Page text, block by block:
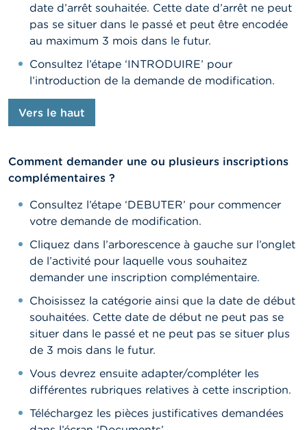
date d’arrêt souhaitée. Cette date d’arrêt ne peut
pas se situer dans le passé et peut être encodée
au maximum 3 mois dans le futur.
Consultez l’étape ‘INTRODUIRE’ pour
l’introduction de la demande de modification.
Vers le haut
Comment demander une ou plusieurs inscriptions
complémentaires ?
Consultez l’étape ‘DEBUTER’ pour commencer
votre demande de modification.
Cliquez dans l’arborescence à gauche sur l’onglet
de l’activité pour laquelle vous souhaitez
demander une inscription complémentaire.
Choisissez la catégorie ainsi que la date de début
souhaitées. Cette date de début ne peut pas se
situer dans le passé et ne peut pas se situer plus
de 3 mois dans le futur.
Vous devrez ensuite adapter/compléter les
différentes rubriques relatives à cette inscription.
Téléchargez les pièces justificatives demandées